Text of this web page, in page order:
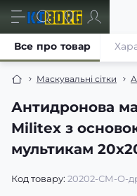
Маскувальні сітки
Антидронова
Militex з
мультикам
Код товару: 20202-СМ-О-
Все про товар